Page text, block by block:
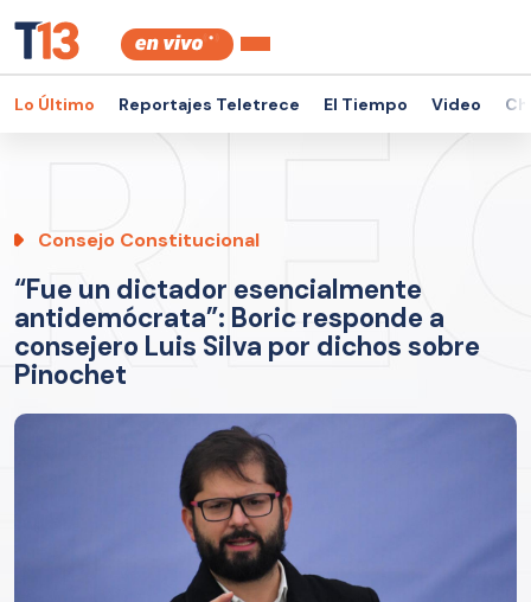
Lo Último Reportajes Teletrece El Tiempo Video
Consejo Constitucional
“Fue un dictador esencialmente
antidemócrata”: Boric responde a
consejero Luis Silva por dichos sobre
Pinochet